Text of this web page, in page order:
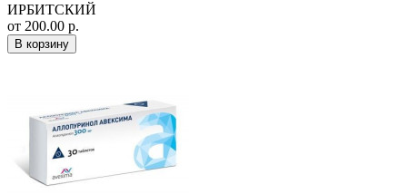
ИРБИТСКИЙ
от 200.00 р.
В корзину